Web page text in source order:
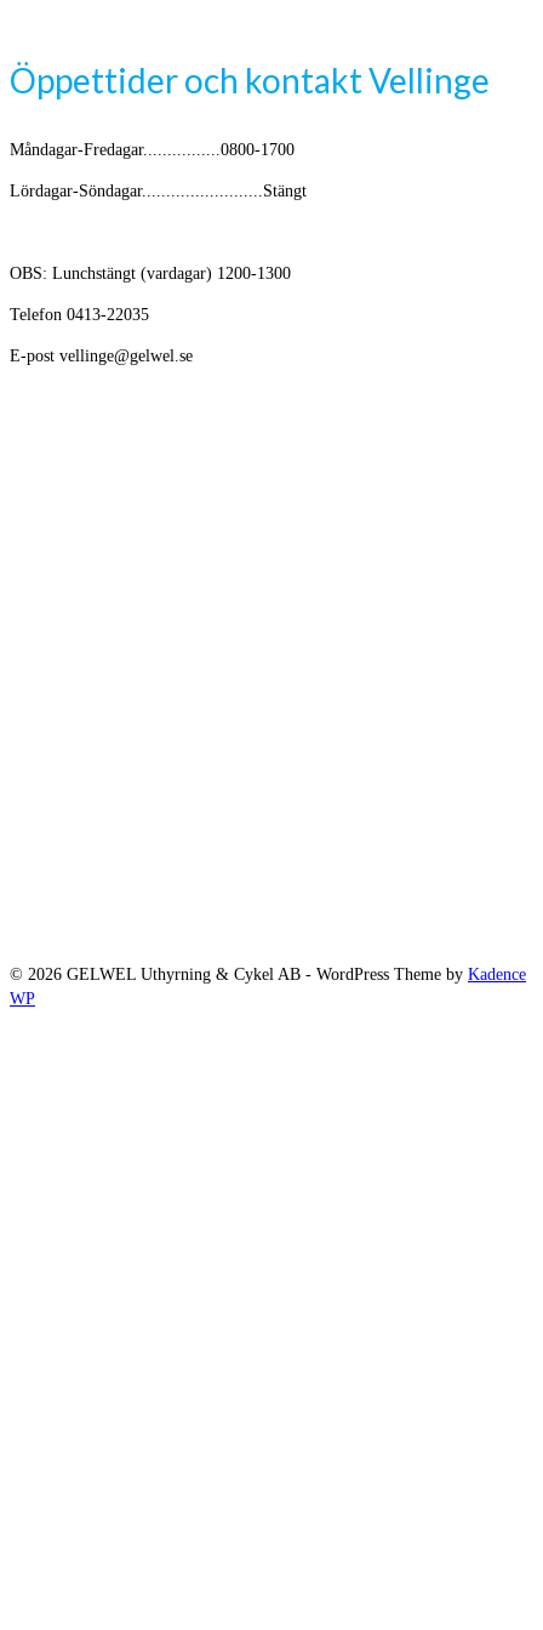
Öppettider och kontakt Vellinge
Måndagar-Fredagar................0800-1700
Lördagar-Söndagar.........................Stängt
OBS: Lunchstängt (vardagar) 1200-1300
Telefon 0413-22035
E-post vellinge@gelwel.se
© 2026 GELWEL Uthyrning & Cykel AB - WordPress Theme by Kadence
WP